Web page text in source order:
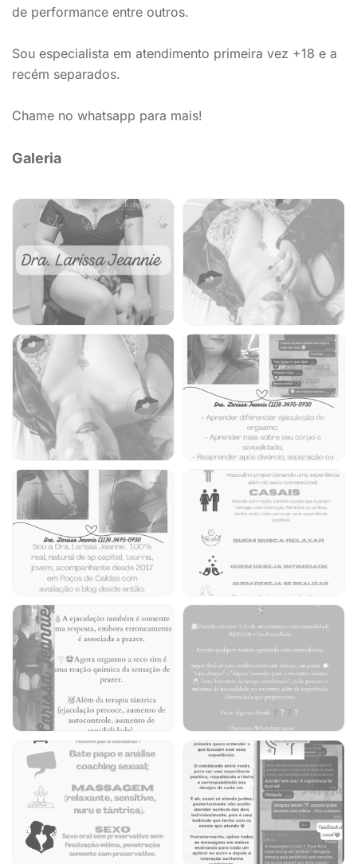
de performance entre outros.
Sou especialista em atendimento primeira vez +18 e a
recém separados.
Chame no whatsapp para mais!
Galeria